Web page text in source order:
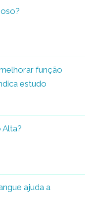
função
estudo
Alta?
ajuda a